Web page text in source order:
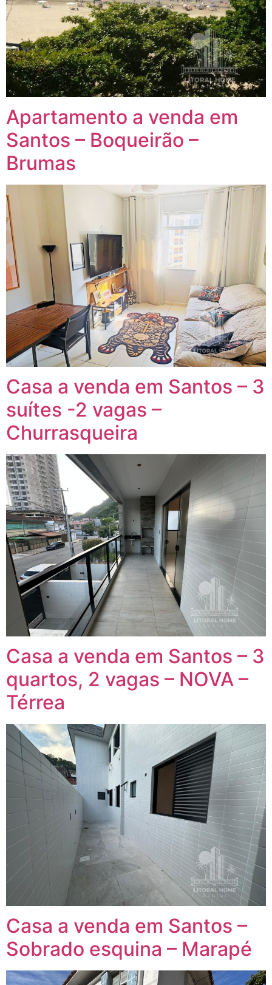
Apartamento a venda em
Santos – Boqueirão –
Brumas
Casa a venda em Santos – 3
suítes -2 vagas –
Churrasqueira
Casa a venda em Santos – 3
quartos, 2 vagas – NOVA –
Térrea
Casa a venda em Santos –
Sobrado esquina – Marapé